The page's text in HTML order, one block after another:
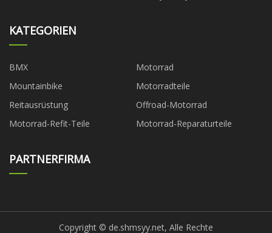
KATEGORIEN
BMX
Motorrad
Mountainbike
Motorradteile
Reitausrüstung
Offroad-Motorrad
Motorrad-Refit-Teile
Motorrad-Reparaturteile
PARTNERFIRMA
Copyright © de.shmsyy.net, Alle Rechte